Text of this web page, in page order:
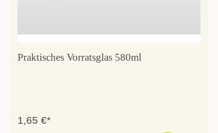
Praktisches Vorratsglas 580ml
1,65 €*